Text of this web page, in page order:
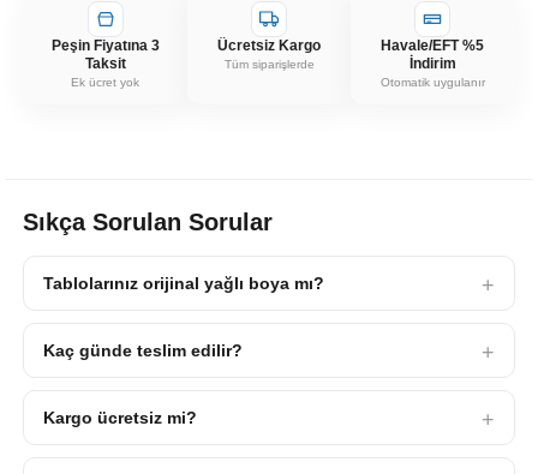
Peşin Fiyatına 3
Taksit
Ek ücret yok
Ücretsiz Kargo
Tüm siparişlerde
Havale/EFT %5
İndirim
Otomatik uygulanır
Sıkça Sorulan Sorular
Tablolarınız orijinal yağlı boya mı?
Kaç günde teslim edilir?
Kargo ücretsiz mi?